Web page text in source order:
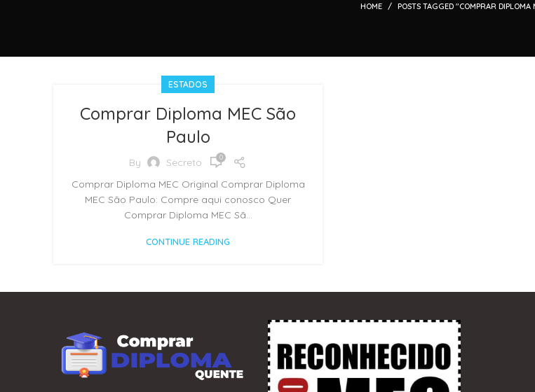
HOME POSTS TAGGED "COMPRAR DIPLOMA
ESTADOS
Comprar Diploma MEC São
Paulo
By Secreto 0
Comprar Diploma MEC Original Comprar Diploma
MEC São Paulo: Compre aqui conosco Quer
Comprar Diploma MEC Sã...
CONTINUE READING